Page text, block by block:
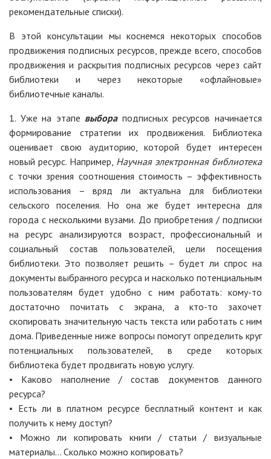
рекомендательные списки).
В этой консультации мы коснемся некоторых способов
продвижения подписных ресурсов, прежде всего, способов
продвижения и раскрытия подписных ресурсов через сайт
библиотеки и через некоторые «офлайновые»
библиотечные каналы.
1. Уже на этапе выбора подписных ресурсов начинается
формирование стратегии их продвижения. Библиотека
оценивает свою аудиторию, которой будет интересен
новый ресурс. Например, Научная электронная библиотека
с точки зрения соотношения стоимость – эффективность
использования – вряд ли актуальна для библиотеки
сельского поселения. Но она же будет интересна для
города с несколькими вузами. До приобретения / подписки
на ресурс анализируются возраст, профессиональный и
социальный состав пользователей, цели посещения
библиотеки. Это позволяет решить – будет ли спрос на
документы выбранного ресурса и насколько потенциальным
пользователям будет удобно с ним работать: кому-то
достаточно почитать с экрана, а кто-то захочет
скопировать значительную часть текста или работать с ним
дома. Приведенные ниже вопросы помогут определить круг
потенциальных пользователей, в среде которых
библиотека будет продвигать новую услугу.
• Каково наполнение / состав документов данного
ресурса?
• Есть ли в платном ресурсе бесплатный контент и как
получить к нему доступ?
• Можно ли копировать книги / статьи / визуальные
материалы… Сколько можно копировать?